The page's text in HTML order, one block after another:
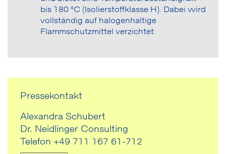
bis 180 °C (Isolierstoffklasse H). Dabei wird
vollständig auf halogenhaltige
Flammschutzmittel verzichtet.
Pressekontakt
Alexandra Schubert
Dr. Neidlinger Consulting
Telefon +49 711 167 61-712